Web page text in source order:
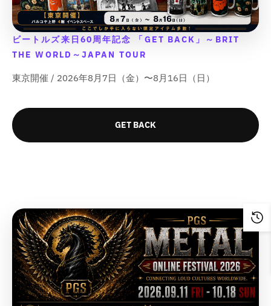
ビートルズ来日60周年記念 「GET BACK」～BRIT
THE WORLD～JAPAN TOUR
東京開催 / 2026年8月7日（金）〜8月16日（日）
GET BACK